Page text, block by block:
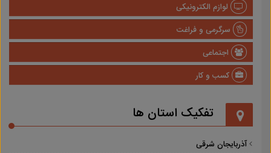
لوازم الکترونیکی
سرگرمی و فراغت
اجتماعی
کسب و کار
تفکیک استان ها
آذربایجان شرقی